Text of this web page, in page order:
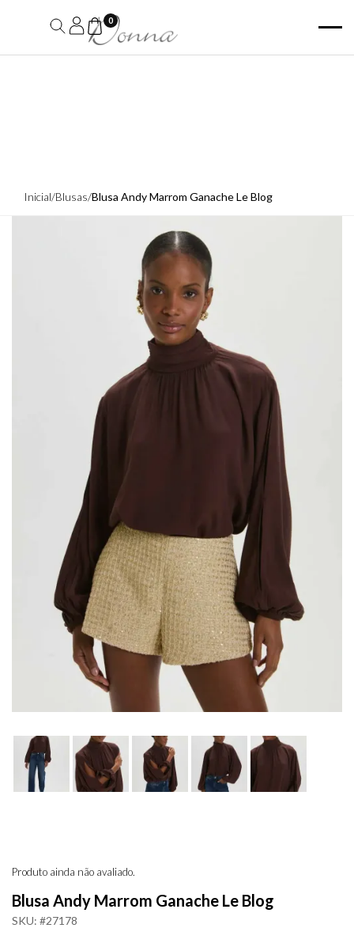
0
Inicial/Blusas/Blusa Andy Marrom Ganache Le Blog
Produto ainda não avaliado.
Blusa Andy Marrom Ganache Le Blog
SKU: #27178